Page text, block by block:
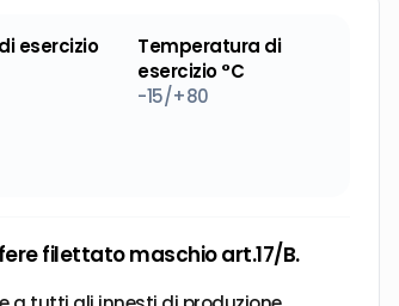
esercizio
Temperatura di
esercizio °C
-15/+80
filettato maschio art.17/B.